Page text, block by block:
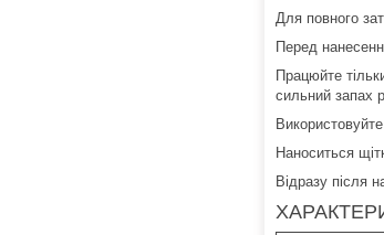
Для повного
Перед
Працюйте
сильний запах
Наноситься
Відразу після